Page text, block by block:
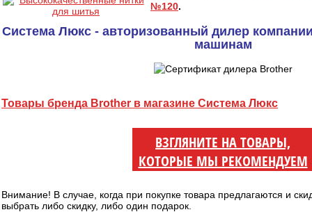
№120.
Система Люкс - авторизованный дилер
машинам
Товары бренда Brother в магазине Система Люкс
ВЗГЛЯНИТЕ НА ТОВАРЫ,
КОТОРЫЕ МЫ РЕКОМЕНДУЕМ
Внимание! В случае, когда при покупке товара предлагаются и
выбрать либо скидку, либо один подарок.